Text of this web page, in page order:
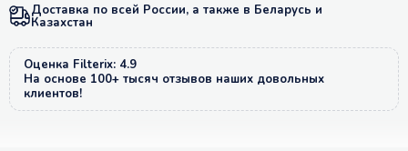
Доставка по всей России, а также в Беларусь и
Казахстан
Оценка Filterix: 4.9
На основе 100+ тысяч отзывов наших довольных
клиентов!